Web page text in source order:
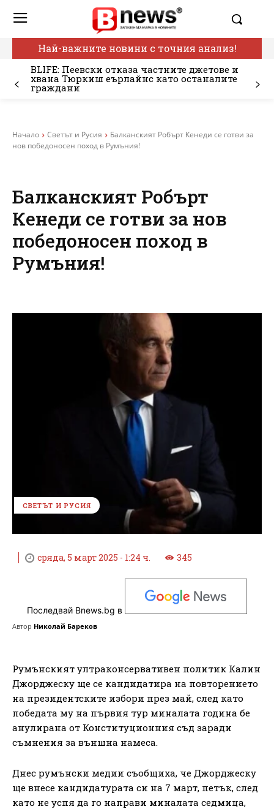
Най-важните новини с точния анализ!
BLIFE: Пеевски отказа частните джетове и
хвана Тюркиш еърлайнс като останалите
граждани
Начало Светът и Русия
Балканският Робърт Кенеди се готви за
нов победоносен поход в Румъния!
Балканският Робърт
Кенеди се готви за нов
победоносен поход в
Румъния!
СВЕТЪТ И РУСИЯ
сряда, 5 март 2025 - 1:24 ч. 345
Последвай Bnews.bg в
Автор Николай Бареков
Румънският ултраконсервативен политик Калин
Джорджеску ще се кандидатира на повторението
на президентските избори през май, след като
победата му на първия тур миналата година бе
анулирана от Конституционния съд заради
съмнения за външна намеса.
Днес румънски медии съобщиха, че Джорджеску
ще внесе кандидатурата си на 7 март, петък, след
като не успя да го направи миналата седмица,